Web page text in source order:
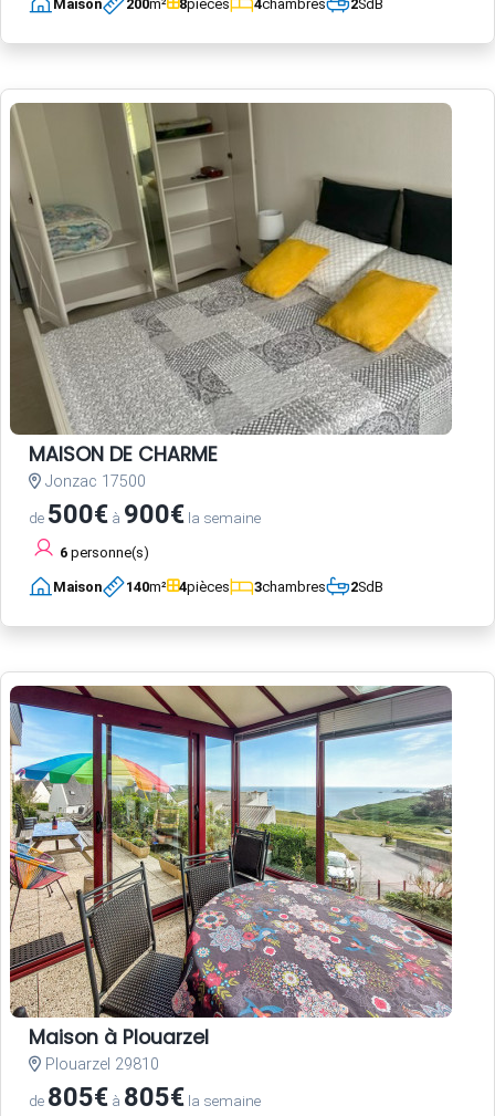
Maison 200m² 8pièces 4chambres 2SdB
MAISON DE CHARME
Jonzac 17500
de 500€ à 900€ la semaine
6 personne(s)
Maison 140m² 4pièces 3chambres 2SdB
Maison à Plouarzel
Plouarzel 29810
de 805€ à 805€ la semaine